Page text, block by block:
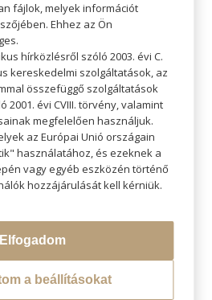
e-mailben vagy fiókjában
(csak egyes termékekre
fájlok, melyek információt
Ehhez az Ön
hírközlésről szóló 2003. évi C.
kereskedelmi szolgáltatások, az
összefüggő szolgáltatások
2001. évi CVIII. törvény, valamint
megfelelően használjuk.
az Európai Unió országain
használatához, és ezeknek a
vagy egyéb eszközén történő
hozzájárulását kell kérniük.
Elfogadom
a beállításokat